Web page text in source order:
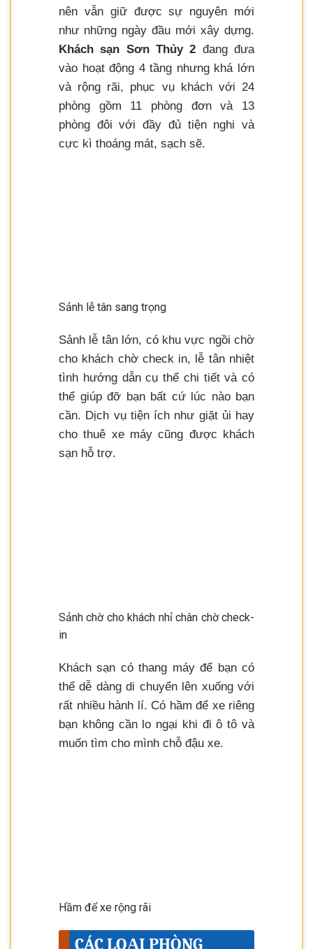
nên vẫn giữ được sự nguyên mới
như những ngày đầu mới xây dựng.
Khách sạn Sơn Thủy 2 đang đưa
vào hoạt động 4 tầng nhưng khá lớn
và rộng rãi, phục vụ khách với 24
phòng gồm 11 phòng đơn và 13
phòng đôi với đầy đủ tiện nghi và
cực kì thoáng mát, sạch sẽ.
Sảnh lễ tân sang trọng
Sảnh lễ tân lớn, có khu vực ngồi chờ
cho khách chờ check in, lễ tân nhiệt
tình hướng dẫn cụ thể chi tiết và có
thể giúp đỡ bạn bất cứ lúc nào bạn
cần. Dịch vụ tiện ích như giặt ủi hay
cho thuê xe máy cũng được khách
sạn hỗ trợ.
Sảnh chờ cho khách nhỉ chân chờ check-
in
Khách sạn có thang máy để bạn có
thể dễ dàng di chuyển lên xuống với
rất nhiều hành lí. Có hầm để xe riêng
bạn không cần lo ngại khi đi ô tô và
muốn tìm cho mình chỗ đậu xe.
Hầm để xe rộng rãi
CÁC LOẠI PHÒNG